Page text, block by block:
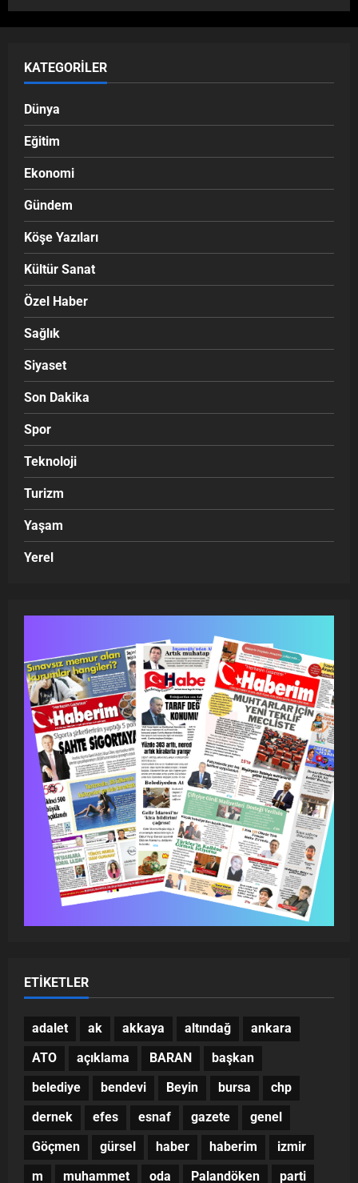
KATEGORILER
Dünya
Eğitim
Ekonomi
Gündem
Köşe Yazıları
Kültür Sanat
Özel Haber
Sağlık
Siyaset
Son Dakika
Spor
Teknoloji
Turizm
Yaşam
Yerel
ETIKETLER
adalet ak akkaya altındağ
ankara
ATO
açıklama BARAN
başkan
belediye
bendevi Beyin bursa
chp
dernek
efes esnaf gazete
genel
Göçmen
gürsel haber haberim
izmir
m
muhammet oda Palandöken parti